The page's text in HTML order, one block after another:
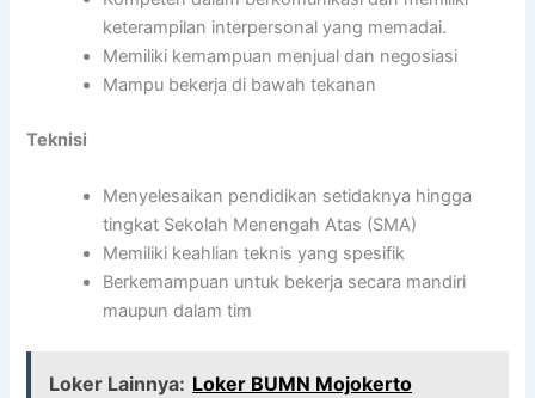
keterampilan interpersonal yang memadai.
Memiliki kemampuan menjual dan negosiasi
Mampu bekerja di bawah tekanan
Teknisi
Menyelesaikan pendidikan setidaknya hingga
tingkat Sekolah Menengah Atas (SMA)
Memiliki keahlian teknis yang spesifik
Berkemampuan untuk bekerja secara mandiri
maupun dalam tim
Loker Lainnya: Loker BUMN Mojokerto